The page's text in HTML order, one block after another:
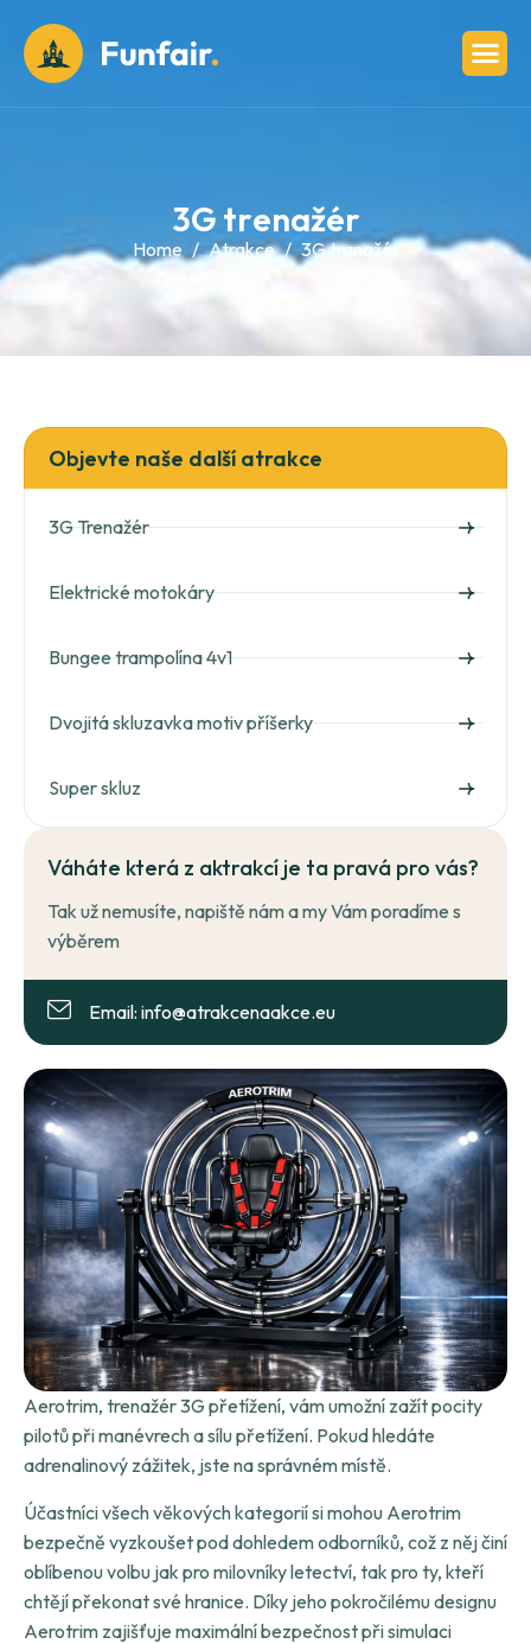
3G trenažér
Home Atrakce 3G tranažér
Objevte naše další atrakce
3G Trenažér
Elektrické motokáry
Bungee trampolína 4v1
Dvojitá skluzavka motiv příšerky
Super skluz
Váháte která z aktrakcí je ta pravá pro vás?
Tak už nemusíte, napiště nám a my Vám poradíme s
výběrem
Email: info@atrakcenaakce.eu
Aerotrim, trenažér 3G přetížení, vám umožní zažít pocity
pilotů při manévrech a sílu přetížení. Pokud hledáte
adrenalinový zážitek, jste na správném místě.
Účastníci všech věkových kategorií si mohou Aerotrim
bezpečně vyzkoušet pod dohledem odborníků, což z něj činí
oblíbenou volbu jak pro milovníky letectví, tak pro ty, kteří
chtějí překonat své hranice. Díky jeho pokročilému designu
Aerotrim zajišťuje maximální bezpečnost při simulaci